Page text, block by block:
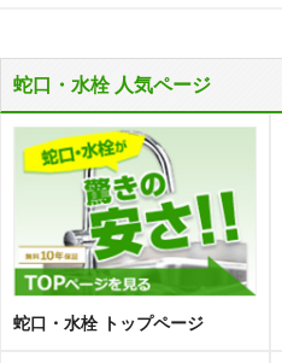
蛇口・水栓 人気ページ
蛇口・水栓 トップページ